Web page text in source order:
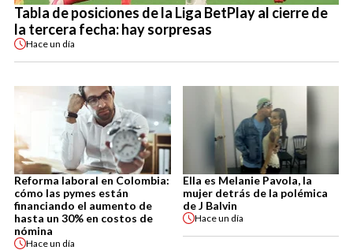
Tabla de posiciones de la Liga BetPlay al cierre de
la tercera fecha: hay sorpresas
Haceun día
Reforma laboral en Colombia:
cómo las pymes están
financiando el aumento de
hasta un 30% en costos de
nómina
Haceun día
Ella es Melanie Pavola, la
mujer detrás de la polémica
de J Balvin
Haceun día